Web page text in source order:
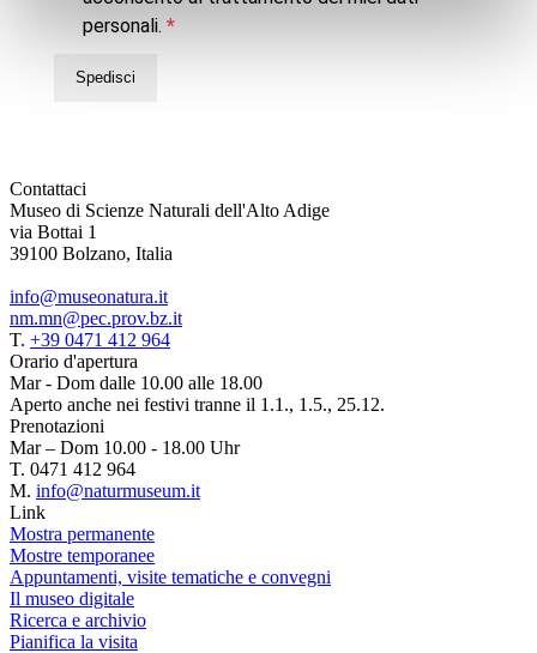
personali.
Spedisci
Contattaci
Museo di Scienze Naturali dell'Alto Adige
via Bottai 1
39100 Bolzano, Italia
info@museonatura.it
nm.mn@pec.prov.bz.it
T. +39 0471 412 964
Orario d'apertura
Mar - Dom dalle 10.00 alle 18.00
Aperto anche nei festivi tranne il 1.1., 1.5., 25.12.
Prenotazioni
Mar – Dom 10.00 - 18.00 Uhr
T. 0471 412 964
M. info@naturmuseum.it
Link
Mostra permanente
Mostre temporanee
Appuntamenti, visite tematiche e convegni
Il museo digitale
Ricerca e archivio
Pianifica la visita